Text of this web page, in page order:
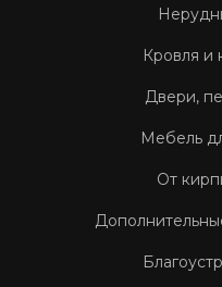
Кровля и
Двери,
Мебель
От